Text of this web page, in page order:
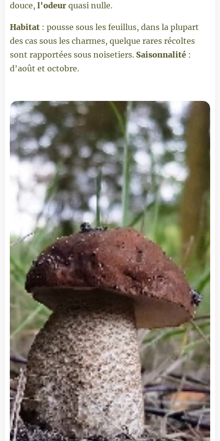
douce, l'odeur quasi nulle.
Habitat : pousse sous les feuillus, dans la plupart
des cas sous les charmes, quelque rares récoltes
sont rapportées sous noisetiers. Saisonnalité :
d'août et octobre.